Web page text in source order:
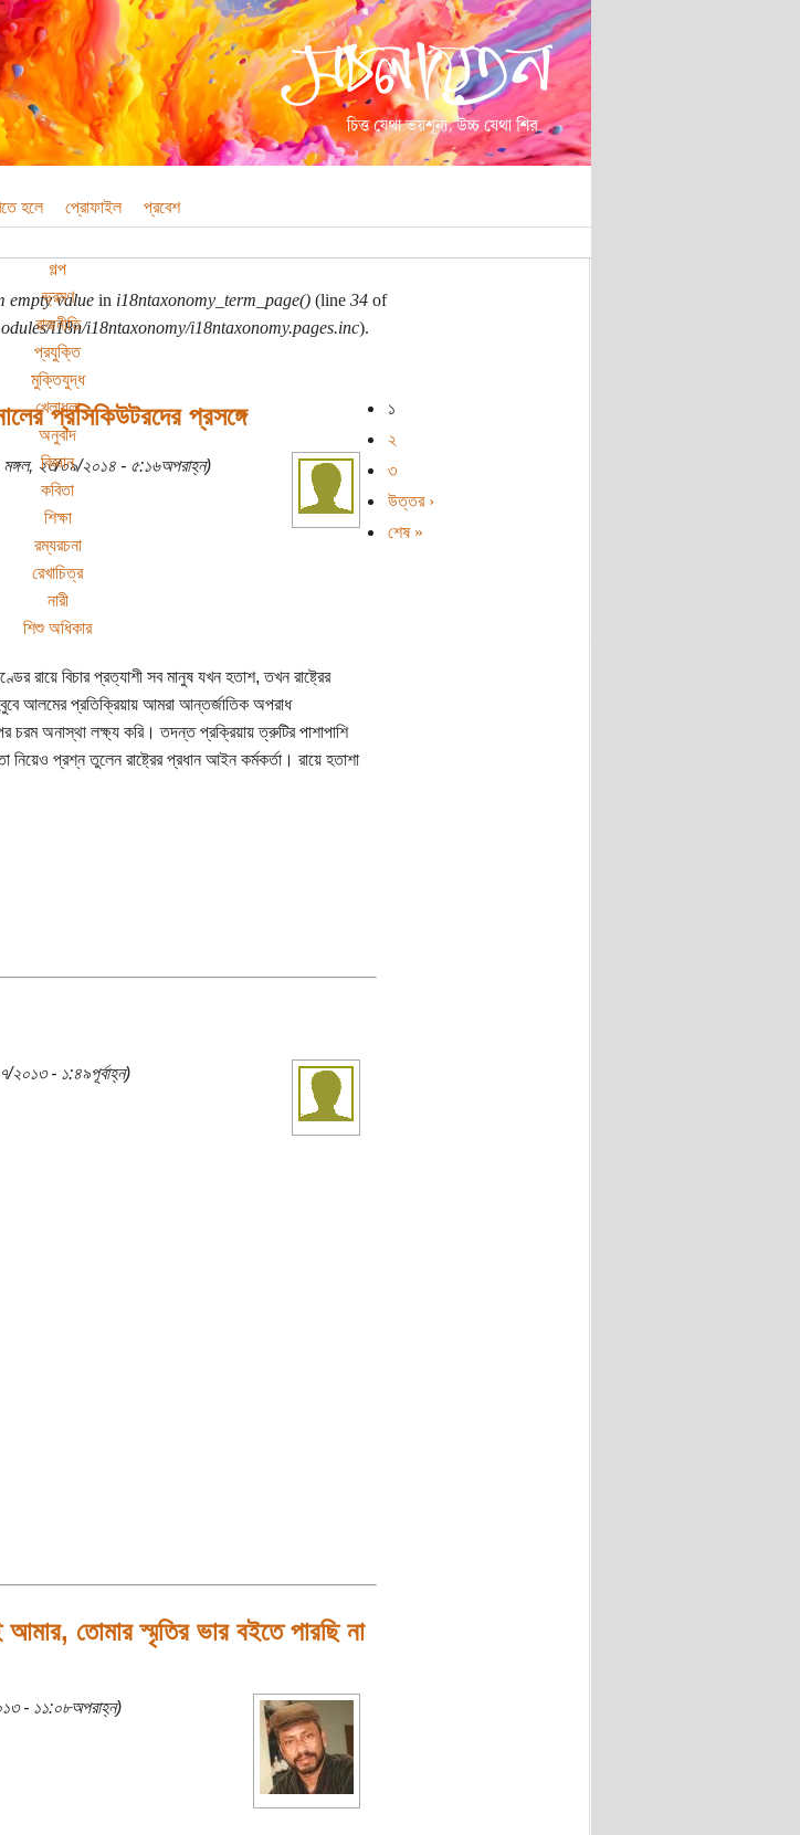
হলে প্রোফাইল প্রবেশ
গল্প
ভ্রমণ
রাজনীতি
প্রযুক্তি
মুক্তিযুদ্ধ
খেলাধুলা
অনুবাদ
বিজ্ঞান
কবিতা
শিক্ষা
রম্যরচনা
রেখাচিত্র
নারী
শিশু অধিকার
empty valuein i18ntaxonomy_term_page()(line 34of
i18n/i18ntaxonomy/i18ntaxonomy.pages.inc).
প্রসিকিউটরদের প্রসঙ্গে
মঙ্গল, ২৩/০৯/২০১৪ - ৫:১৬অপরাহ্ন)
রায়ে বিচার প্রত্যাশী সব মানুষ যখন হতাশ, তখন রাষ্ট্রের
আলমের প্রতিক্রিয়ায় আমরা আন্তর্জাতিক অপরাধ
চরম অনাস্থা লক্ষ্য করি। তদন্ত প্রক্রিয়ায় ত্রুটির পাশাপাশি
নিয়েও প্রশ্ন তুলেন রাষ্ট্রের প্রধান আইন কর্মকর্তা। রায়ে হতাশা
২০১৩ - ১:৪৯পূর্বাহ্ন)
তোমার স্মৃতির ভার বইতে পারছি না
- ১১:০৮অপরাহ্ন)
১
২
৩
উত্তর ›
শেষ »